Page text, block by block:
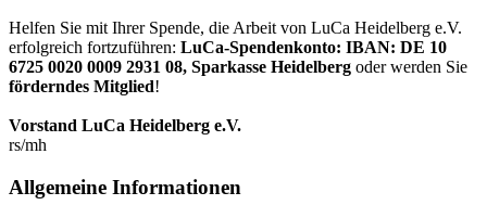
Helfen Sie mit Ihrer Spende, die Arbeit von LuCa Heidelberg e.V.
erfolgreich fortzuführen: LuCa-Spendenkonto: IBAN: DE 10
6725 0020 0009 2931 08, Sparkasse Heidelberg oder werden Sie
förderndes Mitglied!
Vorstand LuCa Heidelberg e.V.
rs/mh
Allgemeine Informationen